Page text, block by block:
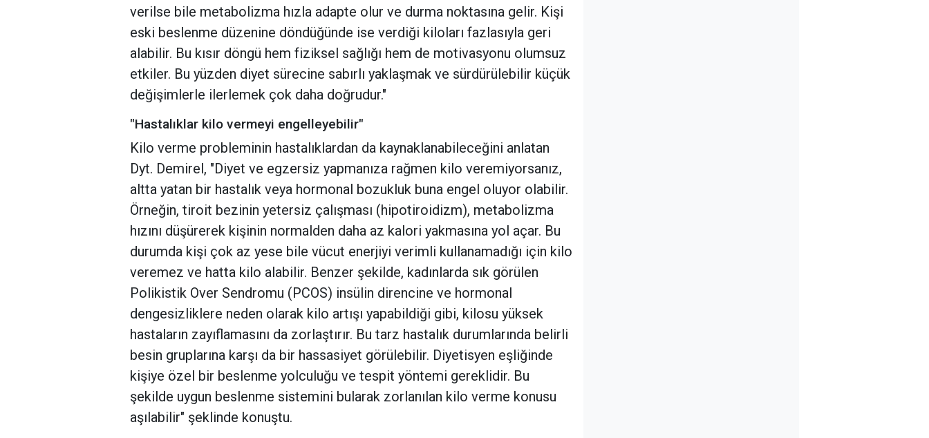
verilse bile metabolizma hızla adapte olur ve durma noktasına gelir. Kişi
eski beslenme düzenine döndüğünde ise verdiği kiloları fazlasıyla geri
alabilir. Bu kısır döngü hem fiziksel sağlığı hem de motivasyonu olumsuz
etkiler. Bu yüzden diyet sürecine sabırlı yaklaşmak ve sürdürülebilir küçük
değişimlerle ilerlemek çok daha doğrudur."
"Hastalıklar kilo vermeyi engelleyebilir"
Kilo verme probleminin hastalıklardan da kaynaklanabileceğini anlatan
Dyt. Demirel, "Diyet ve egzersiz yapmanıza rağmen kilo veremiyorsanız,
altta yatan bir hastalık veya hormonal bozukluk buna engel oluyor olabilir.
Örneğin, tiroit bezinin yetersiz çalışması (hipotiroidizm), metabolizma
hızını düşürerek kişinin normalden daha az kalori yakmasına yol açar. Bu
durumda kişi çok az yese bile vücut enerjiyi verimli kullanamadığı için kilo
veremez ve hatta kilo alabilir. Benzer şekilde, kadınlarda sık görülen
Polikistik Over Sendromu (PCOS) insülin direncine ve hormonal
dengesizliklere neden olarak kilo artışı yapabildiği gibi, kilosu yüksek
hastaların zayıflamasını da zorlaştırır. Bu tarz hastalık durumlarında belirli
besin gruplarına karşı da bir hassasiyet görülebilir. Diyetisyen eşliğinde
kişiye özel bir beslenme yolculuğu ve tespit yöntemi gereklidir. Bu
şekilde uygun beslenme sistemini bularak zorlanılan kilo verme konusu
aşılabilir" şeklinde konuştu.